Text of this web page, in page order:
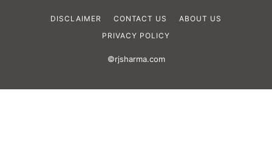
DISCLAIMER CONTACT US
ABOUT US
PRIVACY POLICY
©rjsharma.com